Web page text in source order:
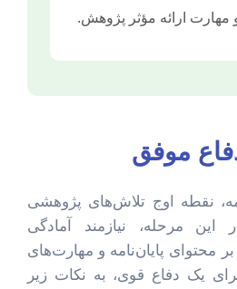
مهارت ارائه مؤثر پژوهش.
موفق
نقطه اوج تلاش‌های پژوهشی
مرحله، نیازمند آمادگی
محتوای پایان‌نامه و مهارت‌های
یک دفاع قوی، به نکات زیر